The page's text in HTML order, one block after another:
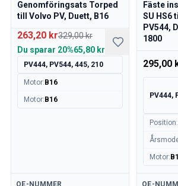
Volvo 240/260 Motordelar
Volvo 240/260 Karosseri
Volvo 240/260 Värme/friskluft
Volvo 240/260 Motorreglage
Volvo 240/260 Kylsystem
Volvo 240/260 Kraftöverföring/bakaxel
Övrigt Volvo 240/260
Volvo 740/760/780 Kraftöverföring/
Övrigt Volvo 740/760/780
Genomföringsats Torped
till Volvo PV, Duett, B16
263,20 kr329,00 kr
Du sparar 20%65,80 kr
PV444, PV544, 445, 210
Motor: B16
Motor: B16
Tillgänglig
OE-NUMMER
Fäste
SU HS6
PV544,
1800
295,00
Position:
Motor:
Tillgänglig
OE-